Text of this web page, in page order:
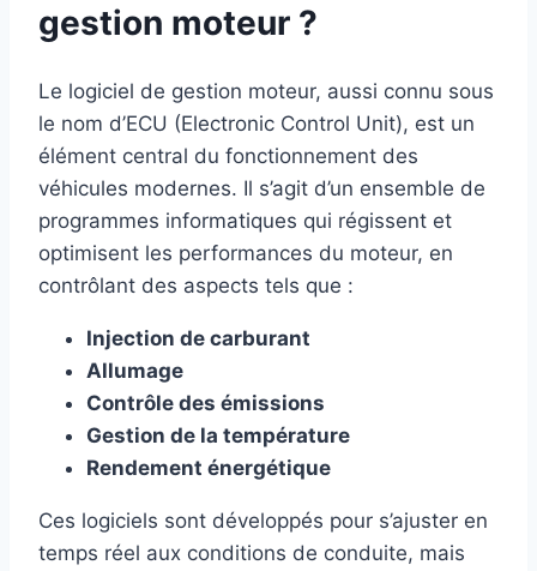
gestion moteur ?
Le logiciel de gestion moteur, aussi connu sous
le nom d’ECU (Electronic Control Unit), est un
élément central du fonctionnement des
véhicules modernes. Il s’agit d’un ensemble de
programmes informatiques qui régissent et
optimisent les performances du moteur, en
contrôlant des aspects tels que :
Injection de carburant
Allumage
Contrôle des émissions
Gestion de la température
Rendement énergétique
Ces logiciels sont développés pour s’ajuster en
temps réel aux conditions de conduite, mais